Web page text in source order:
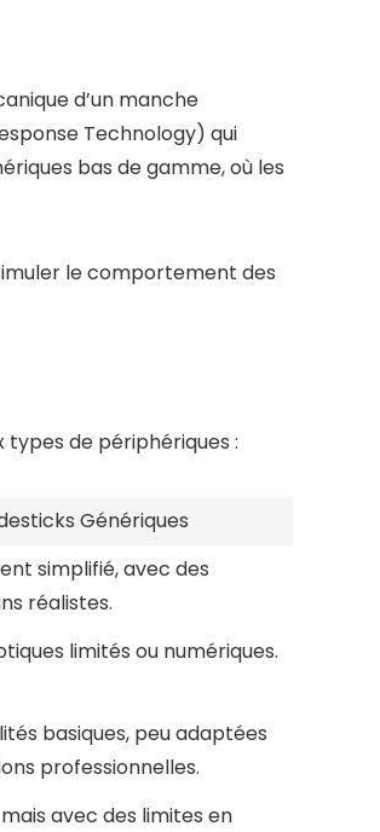
d’un manche
Technology) qui
bas de gamme, où les
le comportement des
types de périphériques :
Génériques
simplifié, avec des
réalistes.
limités ou numériques.
basiques, peu adaptées
professionnelles.
avec des limites en